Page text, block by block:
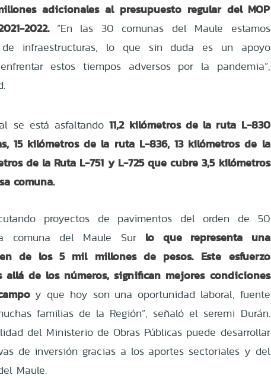
adicionales al presupuesto regular del MOP
2022.“En las 30 comunas del Maule estamos
de infraestructuras, lo que sin duda es un apoyo
estos tiempos adversos por la pandemia”,
se está asfaltando11,2 kilómetros de la ruta L-830
15 kilómetros de la ruta L-836, 13 kilómetros de la
de la Ruta L-751 y L-725 que cubre 3,5 kilómetros
comuna.
proyectos de pavimentos del orden de 50
comuna del Maule Sur lo que representa una
de los 5 mil millones de pesos. Este esfuerzo
de los números, significan mejores condiciones
y que hoy son una oportunidad laboral, fuente
familias de la Región”, señaló el seremi Durán.
del Ministerio de Obras Públicas puede desarrollar
de inversión gracias a los aportes sectoriales y del
Maule.